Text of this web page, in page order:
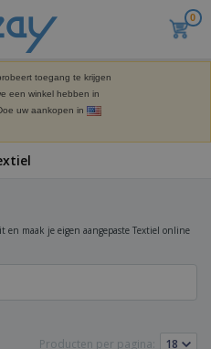
0
toegang te krijgen
een winkel hebben in
uw aankopen in
en maak je eigen aangepaste Textiel online
Producten per pagina: